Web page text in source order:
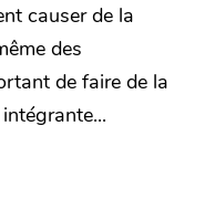
causer de la
des
de faire de la